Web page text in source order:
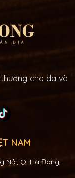
cho da và
NAM
Nội, Q. Hà Đông,